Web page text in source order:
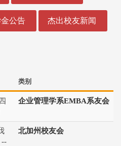
公告 杰出校友新闻
类别
企业管理学系EMBA系友会
--
北加州校友会